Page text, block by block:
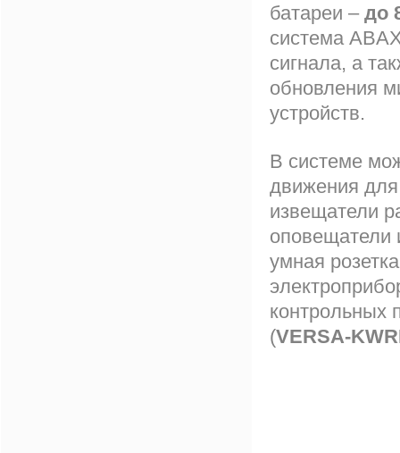
батареи – до
система
сигнала, а
обновления
устройств.
В системе
движения
извещатели
оповещатели
умная
контрольных
(VERSA-